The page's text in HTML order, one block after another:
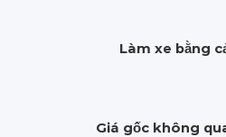
Làm xe bằng
Giá gốc không